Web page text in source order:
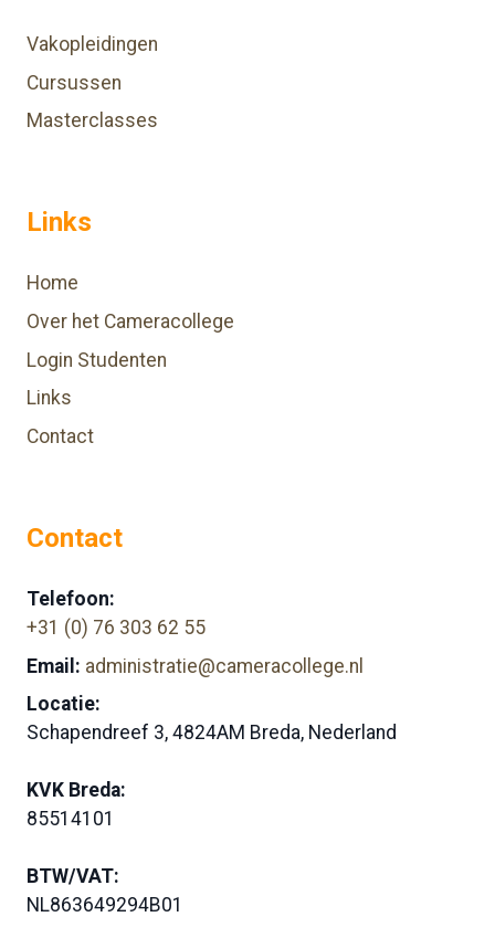
Vakopleidingen
Cursussen
Masterclasses
Links
Home
Over het Cameracollege
Login Studenten
Links
Contact
Contact
Telefoon:
+31 (0) 76 303 62 55
Email: administratie@cameracollege.nl
Locatie:
Schapendreef 3, 4824AM Breda, Nederland
KVK Breda:
85514101
BTW/VAT:
NL863649294B01